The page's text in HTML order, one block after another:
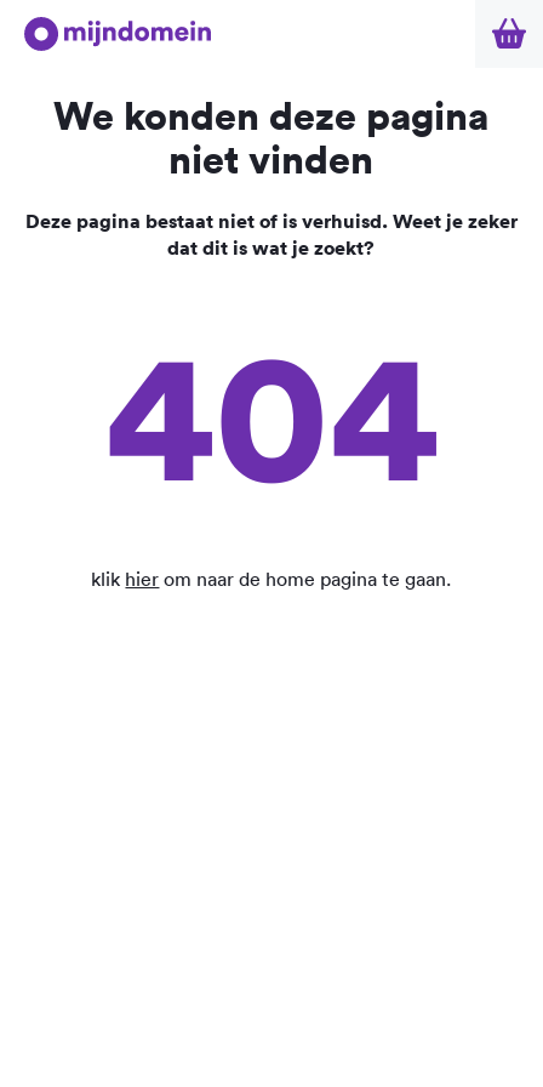
We konden deze pagina
niet vinden
Deze pagina bestaat niet of is verhuisd. Weet je zeker
dat dit is wat je zoekt?
404
klik hier om naar de home pagina te gaan.